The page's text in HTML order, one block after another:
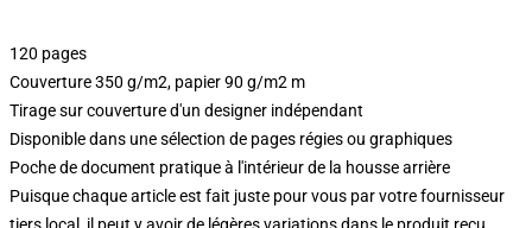
120 pages
Couverture 350 g/m2, papier 90 g/m2 m
Tirage sur couverture d'un designer indépendant
Disponible dans une sélection de pages régies ou graphiques
Poche de document pratique à l'intérieur de la housse arrière
Puisque chaque article est fait juste pour vous par votre fournisseur